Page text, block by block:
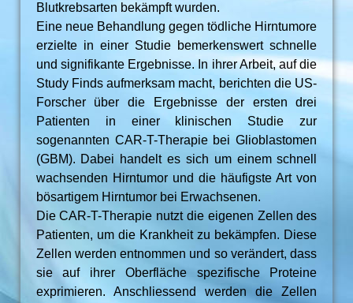
Blutkrebsarten bekämpft wurden.
Eine neue Behandlung gegen tödliche Hirntumore
erzielte in einer Studie bemerkenswert schnelle
und signifikante Ergebnisse. In ihrer Arbeit, auf die
Study Finds aufmerksam macht, berichten die US-
Forscher über die Ergebnisse der ersten drei
Patienten in einer klinischen Studie zur
sogenannten CAR-T-Therapie bei Glioblastomen
(GBM). Dabei handelt es sich um einem schnell
wachsenden Hirntumor und die häufigste Art von
bösartigem Hirntumor bei Erwachsenen.
Die CAR-T-Therapie nutzt die eigenen Zellen des
Patienten, um die Krankheit zu bekämpfen. Diese
Zellen werden entnommen und so verändert, dass
sie auf ihrer Oberfläche spezifische Proteine
exprimieren. Anschliessend werden die Zellen